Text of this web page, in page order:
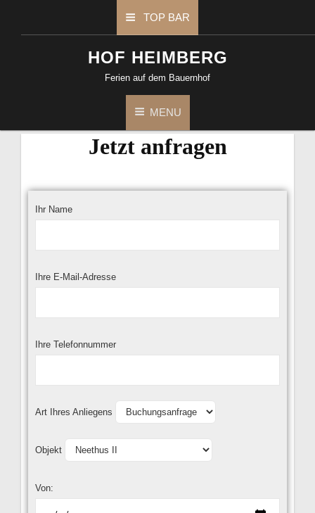
TOP BAR
HOF HEIMBERG
Ferien auf dem Bauernhof
MENU
Jetzt anfragen
Ihr Name
Ihre E-Mail-Adresse
Ihre Telefonnummer
Art Ihres Anliegens
Objekt
Von: